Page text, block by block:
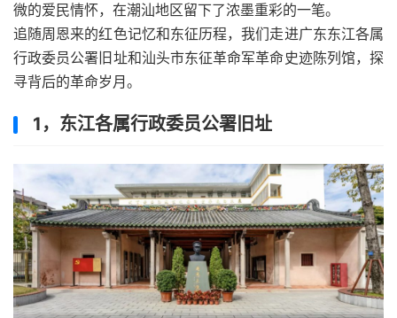
微的爱民情怀，在潮汕地区留下了浓墨重彩的一笔。
追随周恩来的红色记忆和东征历程，我们走进广东东江各属
行政委员公署旧址和汕头市东征革命军革命史迹陈列馆，探
寻背后的革命岁月。
1，东江各属行政委员公署旧址